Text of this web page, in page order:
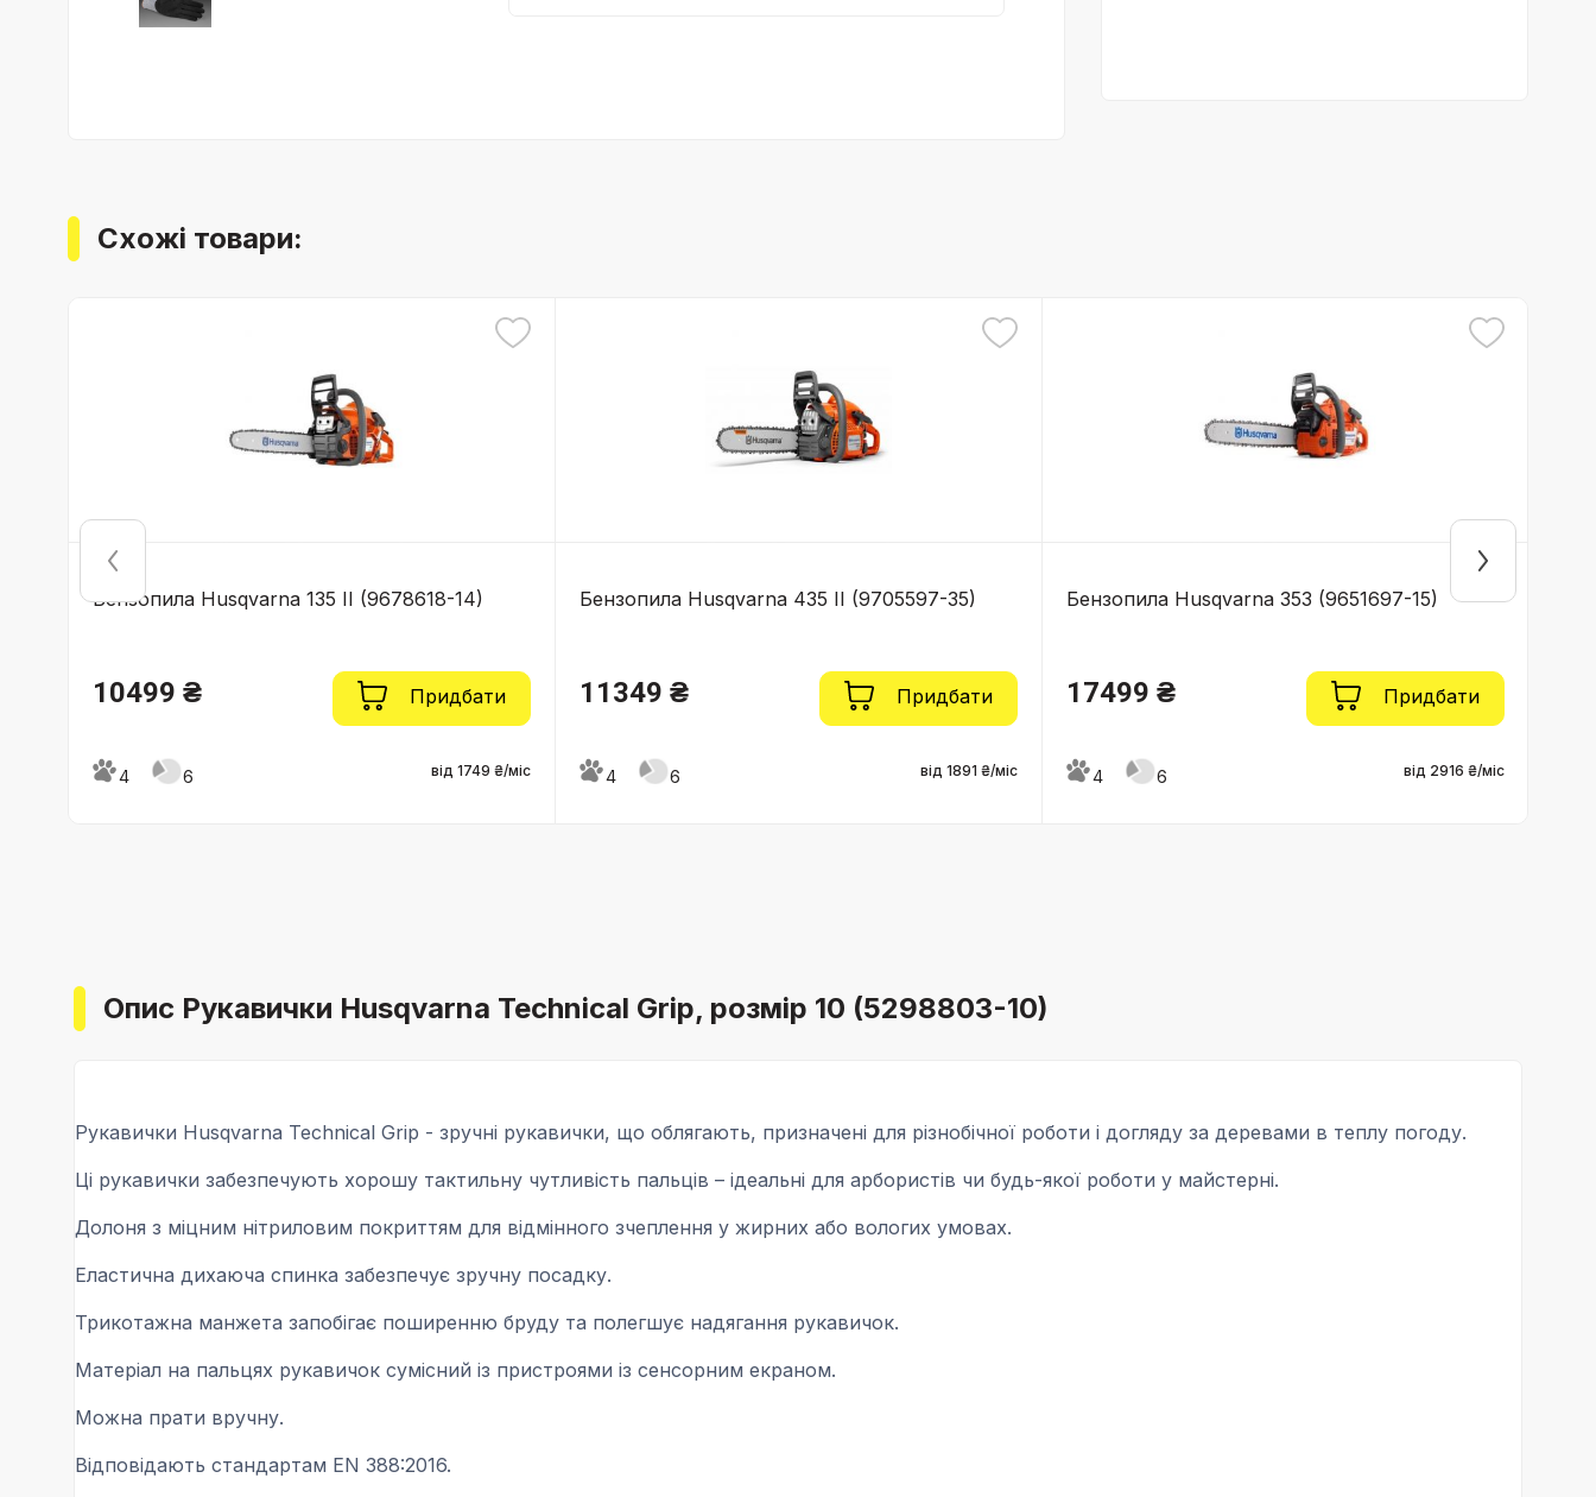
Схожі товари:
Бензопила Husqvarna 135 II (9678618-14)
10499 ₴ Придбати
4 6 від 1749 ₴/міс
Бензопила Husqvarna 435 II (9705597-35)
11349 ₴ Придбати
4 6 від 1891 ₴/міс
Бензопила Husqvarna 353 (9651697-15)
17499 ₴ Придбати
4 6 від 2916 ₴/міс
Опис Рукавички Husqvarna Technical Grip, розмір 10 (5298803-10)
Рукавички Husqvarna Technical Grip - зручні рукавички, що облягають, призначені для різнобічної роботи і догляду за деревами в теплу погоду.
Ці рукавички забезпечують хорошу тактильну чутливість пальців – ідеальні для арбористів чи будь-якої роботи у майстерні.
Долоня з міцним нітриловим покриттям для відмінного зчеплення у жирних або вологих умовах.
Еластична дихаюча спинка забезпечує зручну посадку.
Трикотажна манжета запобігає поширенню бруду та полегшує надягання рукавичок.
Матеріал на пальцях рукавичок сумісний із пристроями із сенсорним екраном.
Можна прати вручну.
Відповідають стандартам EN 388:2016.